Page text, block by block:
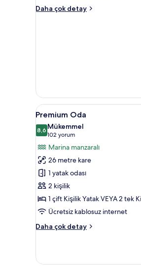
Daha çok detay
Melia
Premium
Oda
için
tüm
fotoğrafları
görün
7
Premium Oda
8,68,6 / 10
Mükemmel
102 yorum
(102
yorum)
Marina manzaralı
26 metre kare
1 yatak odası
2 kişilik
1 çift Kişilik Yatak VEYA 2 tek
Ücretsiz kablosuz internet
Daha çok detay
Premium
fazla